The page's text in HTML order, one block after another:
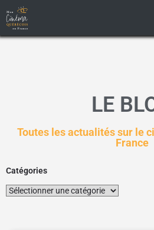
LE
Toutes les actualités sur le
France
Catégories